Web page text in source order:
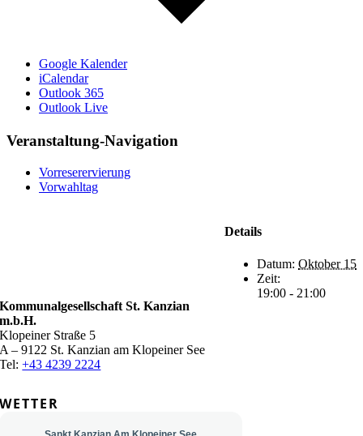
Google Kalender
iCalendar
Outlook 365
Outlook Live
Veranstaltung-Navigation
Vorreserervierung
Vorwahltag
Details
Datum: Oktober 15
Zeit:
19:00 - 21:00
Kommunalgesellschaft St. Kanzian
m.b.H.
Klopeiner Straße 5
A – 9122 St. Kanzian am Klopeiner See
Tel:+43 4239 2224
WETTER